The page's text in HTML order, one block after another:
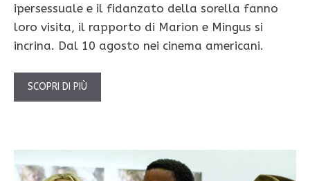
ipersessuale e il fidanzato della sorella fanno
loro visita, il rapporto di Marion e Mingus si
incrina. Dal 10 agosto nei cinema americani.
SCOPRI DI PIÙ